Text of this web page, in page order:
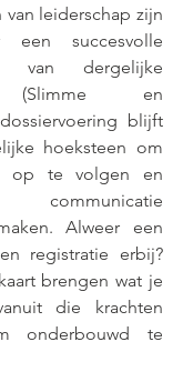
leiderschap zijn
een succesvolle
van dergelijke
(Slimme en
blijft
hoeksteen om
op te volgen en
communicatie
Alweer een
registratie erbij?
brengen wat je
die krachten
onderbouwd te